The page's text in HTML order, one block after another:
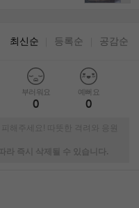
최신순 등록순 공감순
부러워요
0
예뻐요
0
해주세요! 따뜻한 격려와 응원
라 즉시 삭제될 수 있습니다.